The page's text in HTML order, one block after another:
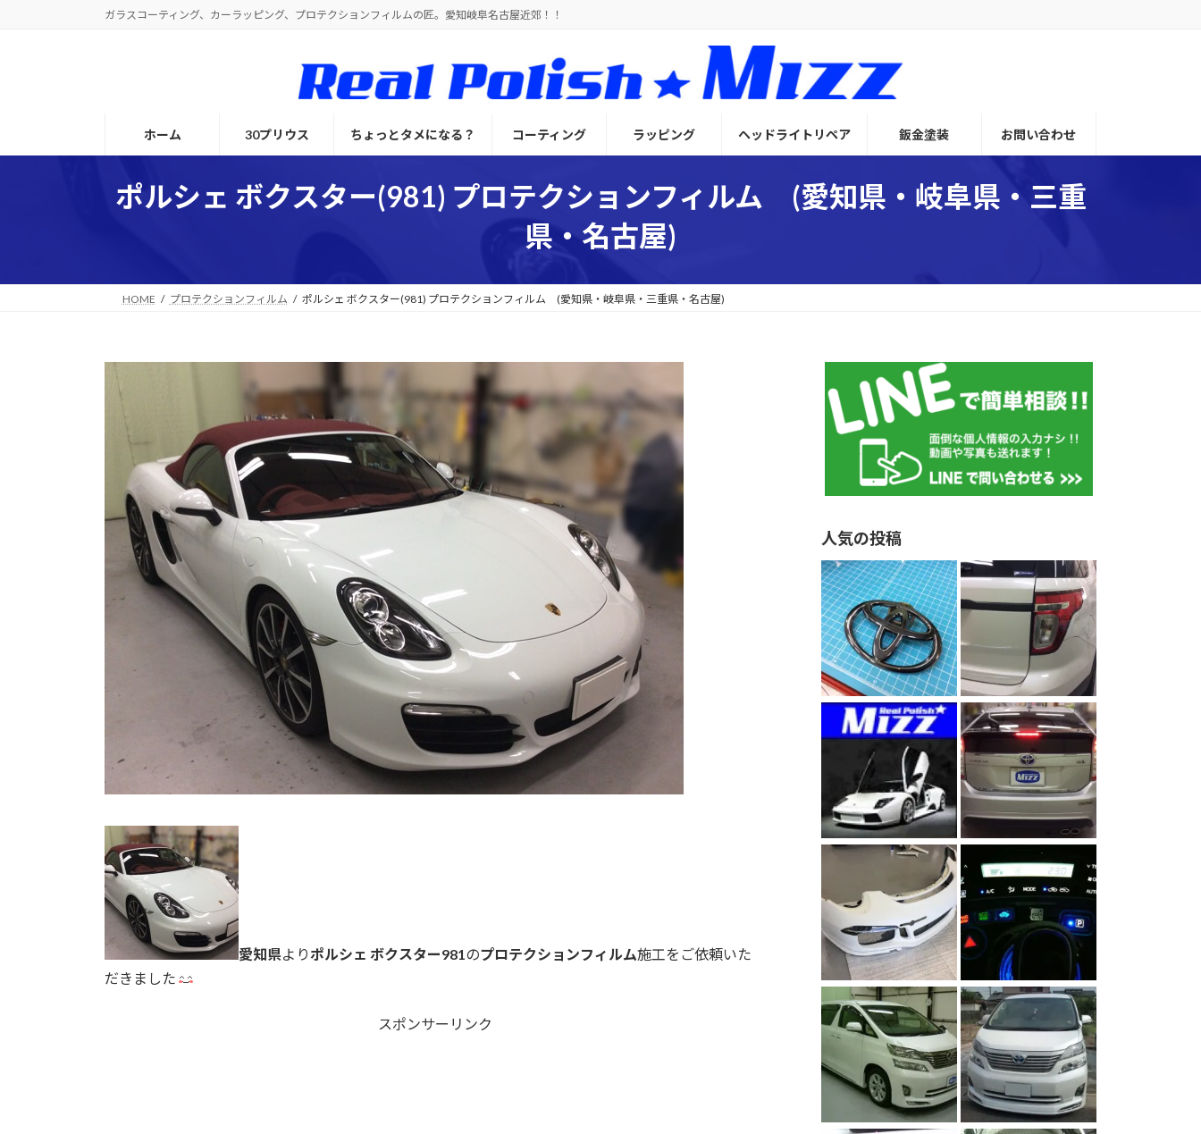
キ
に
ガラスコーティング、カーラッピング、プロテクションフィルムの匠。愛知岐阜名古屋近郊！！
ホーム 30プリウス ちょっとタメになる？ コーティング ラッピング ヘッドライトリペア 鈑金塗装 お問い合わせ
ポルシェ ボクスター(981) プロテクションフィルム (愛知県・岐阜県・三重
県・名古屋)
HOME プロテクションフィルム ポルシェ ボクスター(981) プロテクションフィルム (愛知県・岐阜県・三重県・名古屋)
愛知県より ポルシェ ボクスター981 のプロテクションフィルム施工をご依頼いた
だきました
スポンサーリンク
人気の投稿